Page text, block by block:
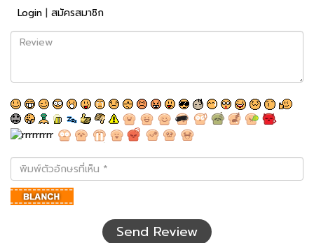
Login | สมัครสมาชิก
Review
พิมพ์
ตัว
อักษร
ที่
Send Review